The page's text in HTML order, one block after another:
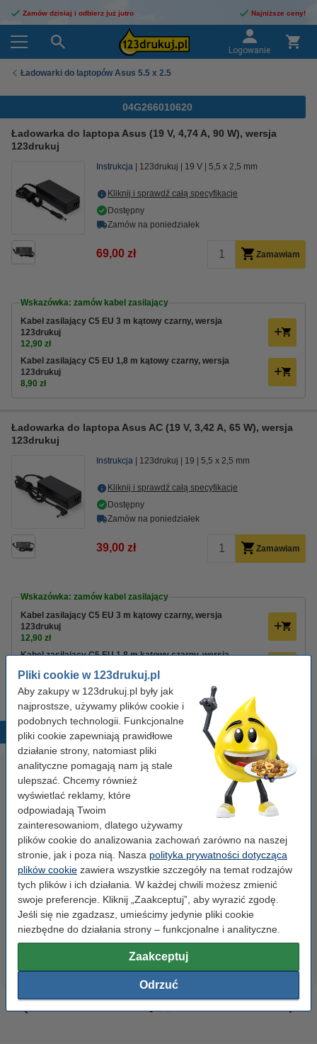
Pliki cookie w 123drukuj.pl
Aby zakupy w 123drukuj.pl były jak
najprostsze, używamy plików cookie i
podobnych technologii. Funkcjonalne
pliki cookie zapewniają prawidłowe
działanie strony, natomiast pliki
analityczne pomagają nam ją stale
ulepszać. Chcemy również
wyświetlać reklamy, które
odpowiadają Twoim
zainteresowaniom, dlatego używamy
plików cookie do analizowania zachowań zarówno na naszej
stronie, jak i poza nią. Nasza polityka prywatności dotycząca
plików cookie zawiera wszystkie szczegóły na temat rodzajów
tych plików i ich działania. W każdej chwili możesz zmienić
swoje preferencje. Kliknij „Zaakceptuj”, aby wyrazić zgodę.
Jeśli się nie zgadzasz, umieścimy jedynie pliki cookie
niezbędne do działania strony – funkcjonalne i analityczne.
Zaakceptuj
Odrzuć
Zamów dzisiaj i odbierz już jutro Najniższe ceny!
Logowanie
Ładowarki do laptopów Asus 5.5 x 2.5
04G266010620
Ładowarka do laptopa Asus (19 V, 4,74 A, 90 W), wersja
123drukuj
Instrukcja 123drukuj 19 V 5,5 x 2,5 mm
Kliknij i sprawdź całą specyfikacje
Dostępny
Zamów na poniedziałek
69,00 zł Zamawiam
Wskazówka: zamów kabel zasilający
Kabel zasilający C5 EU 3 m kątowy czarny, wersja
123drukuj
12,90 zł
Kabel zasilający C5 EU 1,8 m kątowy czarny, wersja
123drukuj
8,90 zł
Ładowarka do laptopa Asus AC (19 V, 3,42 A, 65 W), wersja
123drukuj
Instrukcja 123drukuj 19 5,5 x 2,5 mm
Kliknij i sprawdź całą specyfikacje
Dostępny
Zamów na poniedziałek
39,00 zł Zamawiam
Wskazówka: zamów kabel zasilający
Kabel zasilający C5 EU 3 m kątowy czarny, wersja
123drukuj
12,90 zł
Kabel zasilający C5 EU 1,8 m kątowy czarny, wersja
8,90 zł
Popularne produkty
Etykiety wysyłkowe A6 (105 x
148 mm), 100 etykiet, 123drukuj
14,90 zł z VAT
Segregator A4 plastikowy
niebieski 80 mm, 123drukuj
9,90 zł z VAT